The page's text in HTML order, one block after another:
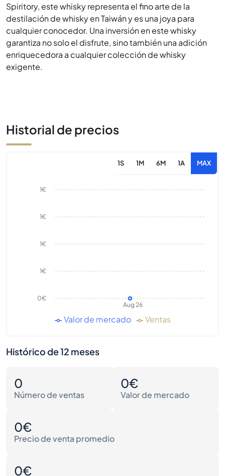
Spiritory, este whisky representa el fino arte de la
destilación de whisky en Taiwán y es una joya para
cualquier conocedor. Una inversión en este whisky
garantiza no solo el disfrute, sino también una adición
enriquecedora a cualquier colección de whisky
exigente.
Historial de precios
1S 1M 6M 1A MAX
Aug 26
0€
1€
1€
1€
1€
Valor de mercado Ventas
Histórico de 12 meses
0
Número de ventas
0€
Valor de mercado
0€
Precio de venta promedio
0€